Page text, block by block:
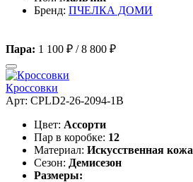
Бренд: ПЧЕЛКА ДОМИ
Пара: 1 100 ₽ /8 800 ₽
Кроссовки
Арт: CPLD2-26-2094-1B
Цвет: Ассорти
Пар в коробке: 12
Материал: Искусственная кожа
Сезон: Демисезон
Размеры: